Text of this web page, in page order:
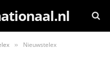
» Nieuwstelex